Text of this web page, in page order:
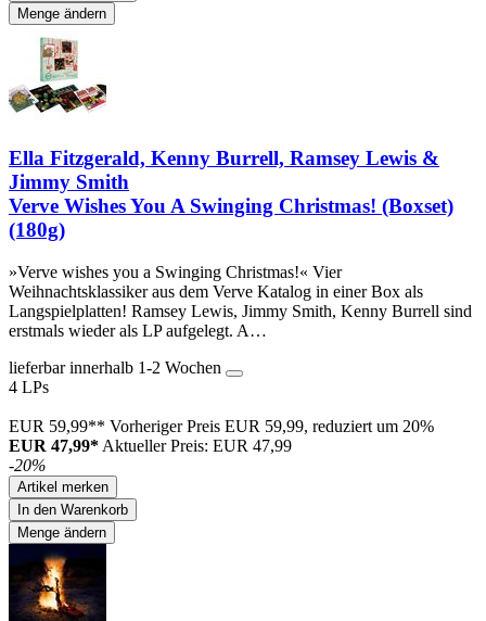
Menge ändern
Ella Fitzgerald, Kenny Burrell, Ramsey Lewis &
Jimmy Smith
Verve Wishes You A Swinging Christmas! (Boxset)
(180g)
»Verve wishes you a Swinging Christmas!« Vier
Weihnachtsklassiker aus dem Verve Katalog in einer Box als
Langspielplatten! Ramsey Lewis, Jimmy Smith, Kenny Burrell sind
erstmals wieder als LP aufgelegt. A…
lieferbar innerhalb 1-2 Wochen
4 LPs
EUR 59,99** Vorheriger Preis EUR 59,99, reduziert um 20%
EUR 47,99* Aktueller Preis: EUR 47,99
-20%
Artikel merken
In den Warenkorb
Menge ändern